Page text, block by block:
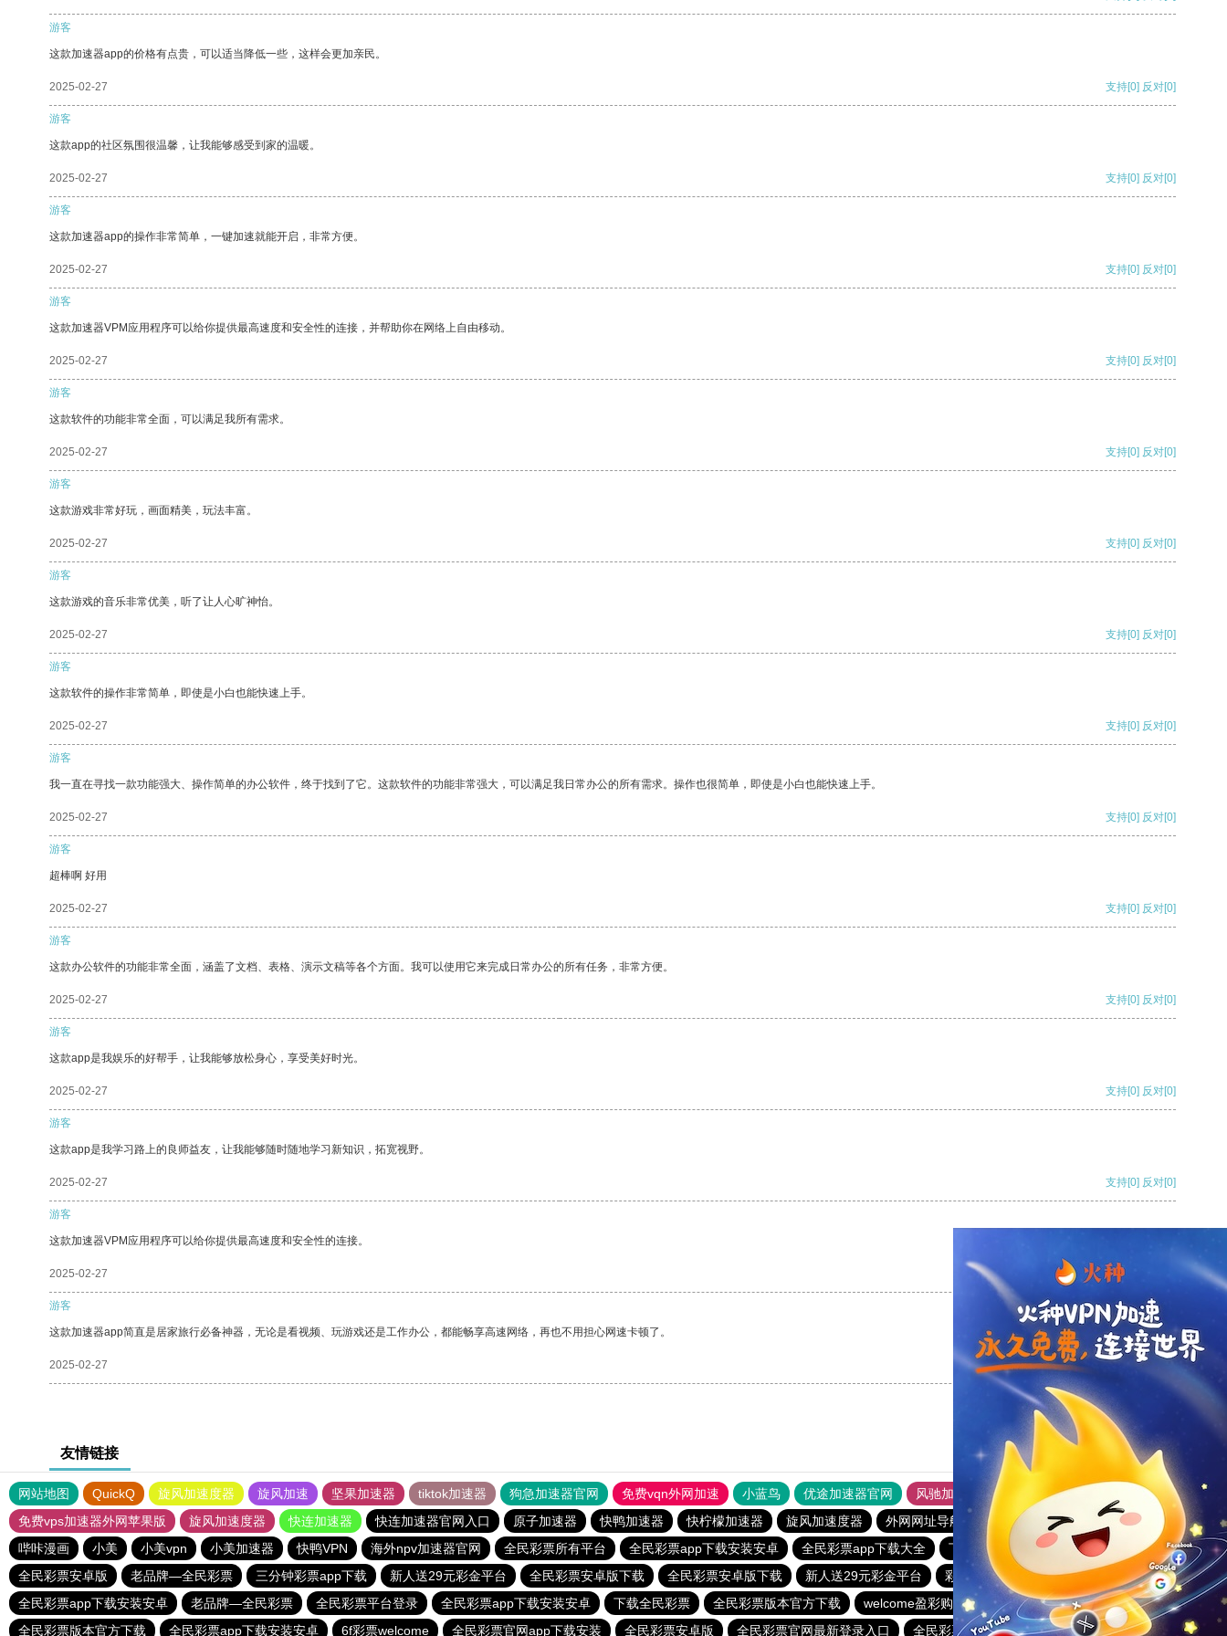
游客
这款加速器app的价格有点贵，可以适当降低一些，这样会更加亲民。
2025-02-27 支持[0] 反对[0]
游客
这款app的社区氛围很温馨，让我能够感受到家的温暖。
2025-02-27 支持[0] 反对[0]
游客
这款加速器app的操作非常简单，一键加速就能开启，非常方便。
2025-02-27 支持[0] 反对[0]
游客
这款加速器VPM应用程序可以给你提供最高速度和安全性的连接，并帮助你在网络上自由移动。
2025-02-27 支持[0] 反对[0]
游客
这款软件的功能非常全面，可以满足我所有需求。
2025-02-27 支持[0] 反对[0]
游客
这款游戏非常好玩，画面精美，玩法丰富。
2025-02-27 支持[0] 反对[0]
游客
这款游戏的音乐非常优美，听了让人心旷神怡。
2025-02-27 支持[0] 反对[0]
游客
这款软件的操作非常简单，即使是小白也能快速上手。
2025-02-27 支持[0] 反对[0]
游客
我一直在寻找一款功能强大、操作简单的办公软件，终于找到了它。这款软件的功能非常强大，可以满足我日常办公的所有需求。操作也很简单，即使是小白也能快速上手。
2025-02-27 支持[0] 反对[0]
游客
超棒啊 好用
2025-02-27 支持[0] 反对[0]
游客
这款办公软件的功能非常全面，涵盖了文档、表格、演示文稿等各个方面。我可以使用它来完成日常办公的所有任务，非常方便。
2025-02-27 支持[0] 反对[0]
游客
这款app是我娱乐的好帮手，让我能够放松身心，享受美好时光。
2025-02-27 支持[0] 反对[0]
游客
这款app是我学习路上的良师益友，让我能够随时随地学习新知识，拓宽视野。
2025-02-27 支持[0] 反对[0]
游客
这款加速器VPM应用程序可以给你提供最高速度和安全性的连接。
2025-02-27 支持
游客
这款加速器app简直是居家旅行必备神器，无论是看视频、玩游戏还是工作办公，都能畅享高速网络，再也不用担心网速卡顿了。
2025-02-27 支持 [0] 反对
友情链接
网站地图 QuickQ 旋风加速度器 旋风加速 坚果加速器 tiktok加速器 狗急加速器官网 免费vqn外网加速 小蓝鸟 优途加速器官网 风驰加速器
旋风加速器
免费vps加速器外网苹果版
旋风加速度器 快连加速器 快连加速器官网入口 原子加速器 快鸭加速器 快柠檬加速器 旋风加速度器 外网网址导航 软件中心 雷霆加速
狂飙加速器
哔咔漫画
小美 小美vpn 小美加速器 快鸭VPN 海外npv加速器官网 全民彩票所有平台 全民彩票app下载安装安卓 全民彩票app下载大全 下载全民彩票
一分大发系统彩票app
全民彩票安卓版
老品牌—全民彩票 三分钟彩票app下载 新人送29元彩金平台 全民彩票安卓版下载 全民彩票安卓版下载 新人送29元彩金平台
彩神Vl购彩大厅
全民彩票app下载安装安卓
老品牌—全民彩票 全民彩票平台登录 全民彩票app下载安装安卓 下载全民彩票 全民彩票版本官方下载 welcome盈彩购彩大厅广东
全民彩票下载大全官网
全民彩票版本官方下载
全民彩票app下载安装安卓 6f彩票welcome 全民彩票官网app下载安装 全民彩票安卓版 全民彩票官网最新登录入口 全民彩票下载大全官网 三分钟彩票app下载